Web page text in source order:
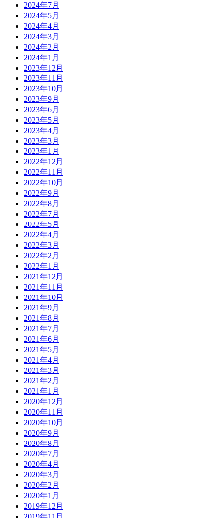
2024年7月
2024年5月
2024年4月
2024年3月
2024年2月
2024年1月
2023年12月
2023年11月
2023年10月
2023年9月
2023年6月
2023年5月
2023年4月
2023年3月
2023年1月
2022年12月
2022年11月
2022年10月
2022年9月
2022年8月
2022年7月
2022年5月
2022年4月
2022年3月
2022年2月
2022年1月
2021年12月
2021年11月
2021年10月
2021年9月
2021年8月
2021年7月
2021年6月
2021年5月
2021年4月
2021年3月
2021年2月
2021年1月
2020年12月
2020年11月
2020年10月
2020年9月
2020年8月
2020年7月
2020年4月
2020年3月
2020年2月
2020年1月
2019年12月
2019年11月